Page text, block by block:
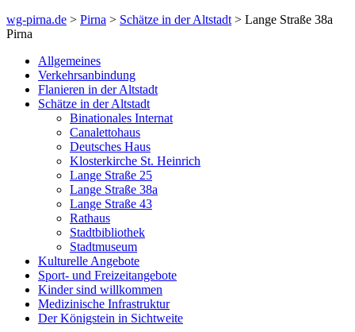
wg-pirna.de > Pirna > Schätze in der Altstadt > Lange Straße 38a
Pirna
Allgemeines
Verkehrsanbindung
Flanieren in der Altstadt
Schätze in der Altstadt
Binationales Internat
Canalettohaus
Deutsches Haus
Klosterkirche St. Heinrich
Lange Straße 25
Lange Straße 38a
Lange Straße 43
Rathaus
Stadtbibliothek
Stadtmuseum
Kulturelle Angebote
Sport- und Freizeitangebote
Kinder sind willkommen
Medizinische Infrastruktur
Der Königstein in Sichtweite